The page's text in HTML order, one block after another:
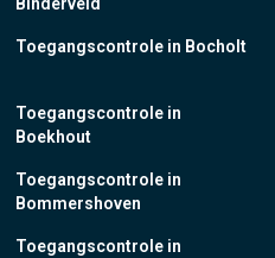
Binderveld
Toegangscontrole in Bocholt
Toegangscontrole in
Boekhout
Toegangscontrole in
Bommershoven
Toegangscontrole in